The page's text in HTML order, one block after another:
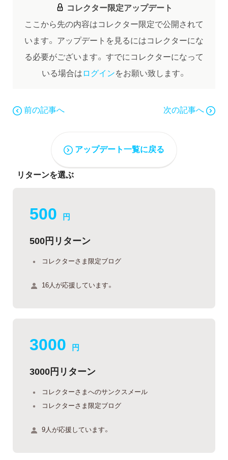
コレクター限定アップデート
ここから先の内容はコレクター限定で公開されて
います。 アップデートを見るにはコレクターにな
る必要がございます。 すでにコレクターになって
いる場合はログインをお願い致します。
前の記事へ 次の記事へ
アップデート一覧に戻る
リターンを選ぶ
500 円
500円リターン
コレクターさま限定ブログ
16人が応援しています。
3000 円
3000円リターン
コレクターさまへのサンクスメール
コレクターさま限定ブログ
9人が応援しています。